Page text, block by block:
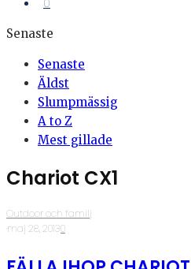
Senaste
Senaste
Äldst
Slumpmässig
A to Z
Mest gillade
Chariot CX1
Outdoor och familj
·maj 28, 2013·0